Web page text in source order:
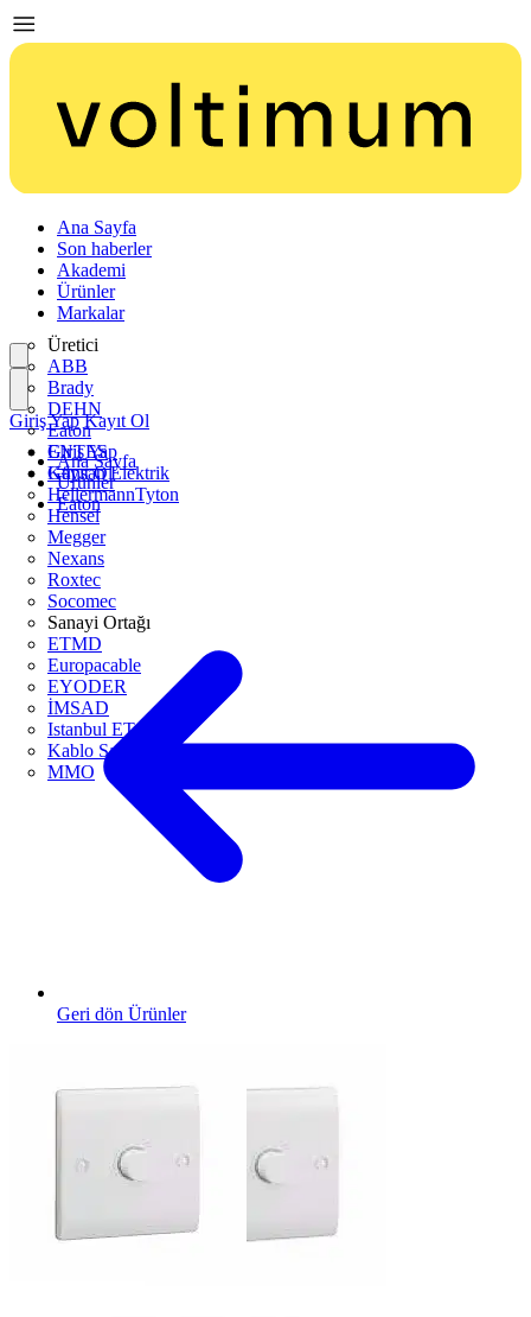
Ana Sayfa
Son haberler
Akademi
Ürünler
Markalar
Üretici
ABB
Brady
DEHN
Eaton
ENTES
Günsan Elektrik
HellermannTyton
Hensel
Megger
Nexans
Roxtec
Socomec
Sanayi Ortağı
ETMD
Europacable
EYODER
İMSAD
Istanbul ETO
Kablo Sanayicileri Derneği
MMO
Giriş Yap
Kayıt Ol
Giriş Yap Kayıt Ol
Ana Sayfa
Ürünler
Eaton
Geri dön Ürünler